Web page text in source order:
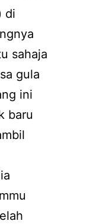
di
sahaja
gula
ini
baru